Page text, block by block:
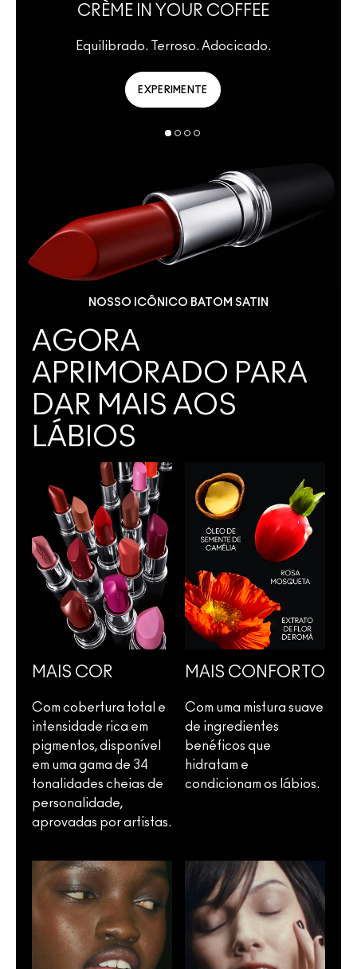
CRÈME IN YOUR COFFEE
Equilibrado. Terroso. Adocicado.
EXPERIMENTE
NOSSO ICÔNICO BATOM SATIN
AGORA
APRIMORADO PARA
DAR MAIS AOS
LÁBIOS
MAIS COR
Com cobertura total e
intensidade rica em
pigmentos, disponível
em uma gama de 34
tonalidades cheias de
personalidade,
aprovadas por artistas.
MAIS CONFORTO
Com uma mistura suave
de ingredientes
benéficos que
hidratam e
condicionam os lábios.